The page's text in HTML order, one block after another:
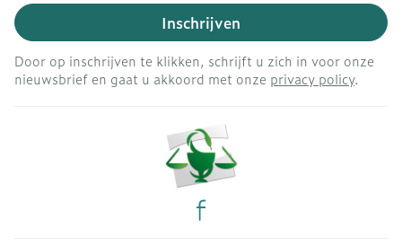
Inschrijven
Door op inschrijven te klikken, schrijft u zich in voor onze
nieuwsbrief en gaat u akkoord met onze privacy policy.